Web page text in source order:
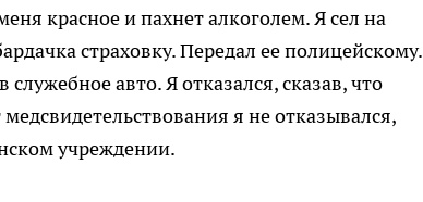
красное и пахнет алкоголем. Я сел на
страховку. Передал ее полицейскому.
авто. Я отказался, сказав, что
я не отказывался,
учреждении.